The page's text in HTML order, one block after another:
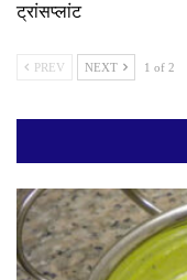
ट्रांसप्लांट
PREV NEXT 1 of 2